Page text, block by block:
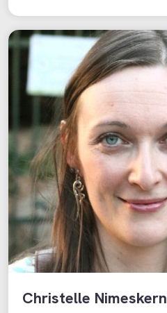
Christelle Nimeskern